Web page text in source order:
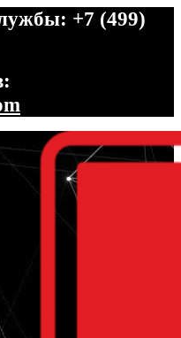
+7 (499)